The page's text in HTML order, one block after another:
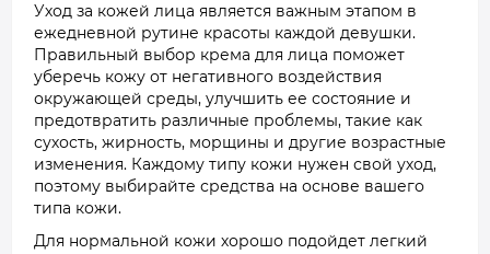
Уход за кожей лица является важным этапом в
ежедневной рутине красоты каждой девушки.
Правильный выбор крема для лица поможет
уберечь кожу от негативного воздействия
окружающей среды, улучшить ее состояние и
предотвратить различные проблемы, такие как
сухость, жирность, морщины и другие возрастные
изменения. Каждому типу кожи нужен свой уход,
поэтому выбирайте средства на основе вашего
типа кожи.
Для нормальной кожи хорошо подойдет легкий